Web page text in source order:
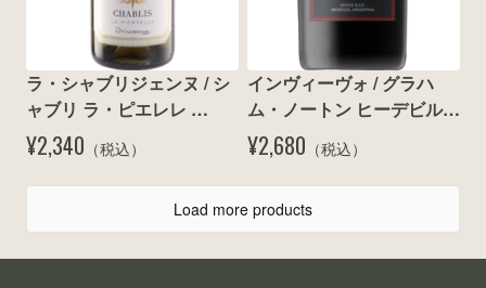
ラ・シャブリジェンヌ / シ
ャブリ ラ・ピエレレ
375ml 2023
¥2,340 （税込）
インヴィーヴォ / グラハ
ム・ノートン ヒーデビル
マルベック 2024
¥2,680 （税込）
Load more products